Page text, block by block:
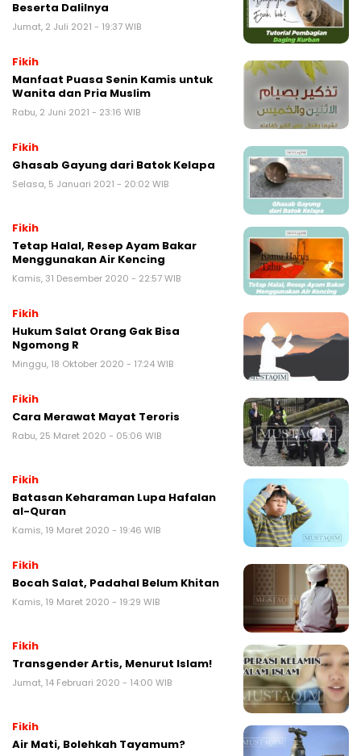
Beserta Dalilnya
Jumat, 2 Juli 2021 - 19:37 WIB
Fikih
Manfaat Puasa Senin Kamis untuk
Wanita dan Pria Muslim
Rabu, 2 Juni 2021 - 23:16 WIB
Fikih
Ghasab Gayung dari Batok Kelapa
Selasa, 5 Januari 2021 - 20:02 WIB
Fikih
Tetap Halal, Resep Ayam Bakar
Menggunakan Air Kencing
Kamis, 31 Desember 2020 - 22:57 WIB
Fikih
Hukum Salat Orang Gak Bisa
Ngomong R
Minggu, 18 Oktober 2020 - 17:24 WIB
Fikih
Cara Merawat Mayat Teroris
Rabu, 25 Maret 2020 - 05:06 WIB
Fikih
Batasan Keharaman Lupa Hafalan
al-Quran
Kamis, 19 Maret 2020 - 19:46 WIB
Fikih
Bocah Salat, Padahal Belum Khitan
Kamis, 19 Maret 2020 - 19:29 WIB
Fikih
Transgender Artis, Menurut Islam!
Jumat, 14 Februari 2020 - 14:00 WIB
Fikih
Air Mati, Bolehkah Tayamum?